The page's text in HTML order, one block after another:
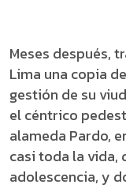
Meses después,
Lima una copia
gestión de su
el céntrico
alameda Pardo,
casi toda la vida,
adolescencia, y